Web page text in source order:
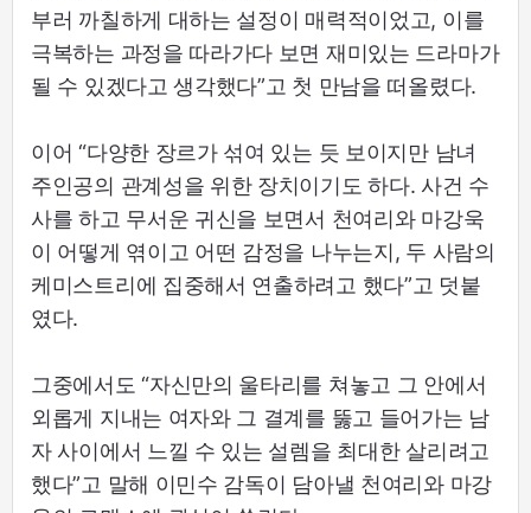
부러 까칠하게 대하는 설정이 매력적이었고, 이를
극복하는 과정을 따라가다 보면 재미있는 드라마가
될 수 있겠다고 생각했다”고 첫 만남을 떠올렸다.
이어 “다양한 장르가 섞여 있는 듯 보이지만 남녀
주인공의 관계성을 위한 장치이기도 하다. 사건 수
사를 하고 무서운 귀신을 보면서 천여리와 마강욱
이 어떻게 엮이고 어떤 감정을 나누는지, 두 사람의
케미스트리에 집중해서 연출하려고 했다”고 덧붙
였다.
그중에서도 “자신만의 울타리를 쳐놓고 그 안에서
외롭게 지내는 여자와 그 결계를 뚫고 들어가는 남
자 사이에서 느낄 수 있는 설렘을 최대한 살리려고
했다”고 말해 이민수 감독이 담아낼 천여리와 마강